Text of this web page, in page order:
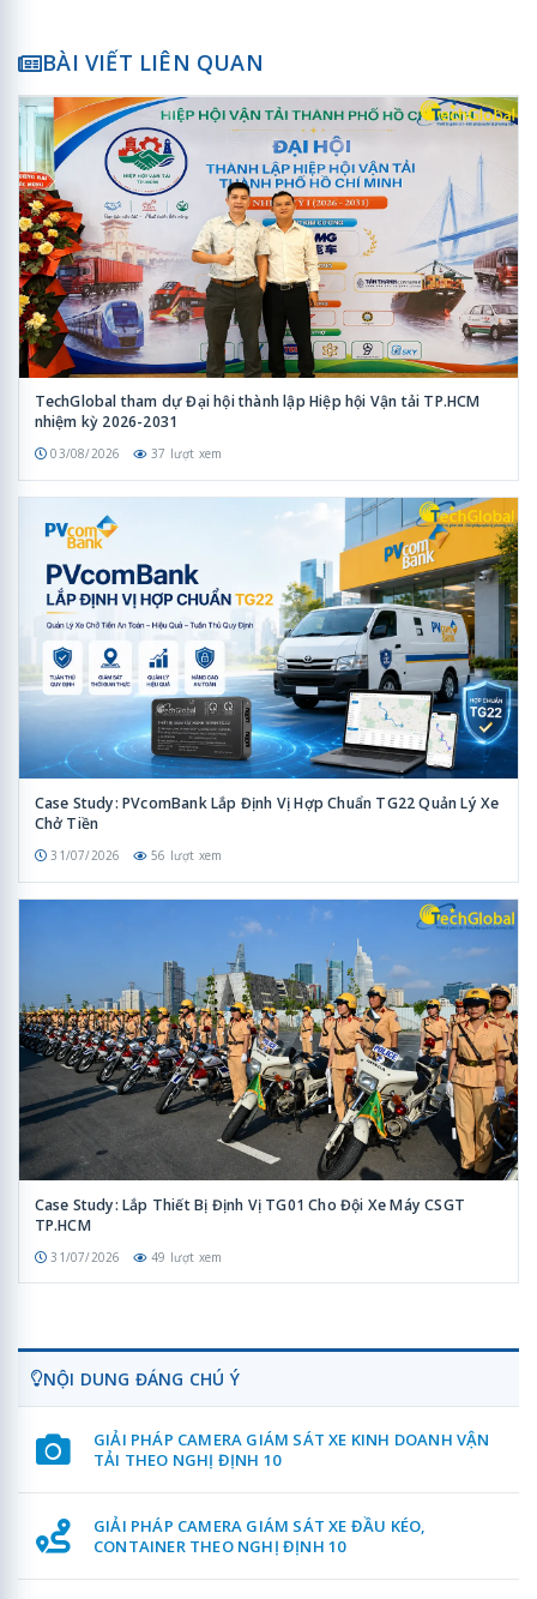
BÀI VIẾT LIÊN QUAN
TechGlobal tham dự Đại hội thành lập Hiệp hội Vận tải TP.HCM
nhiệm kỳ 2026-2031
03/08/2026 37 lượt xem
Case Study: PVcomBank Lắp Định Vị Hợp Chuẩn TG22 Quản Lý Xe
Chở Tiền
31/07/2026 56 lượt xem
Case Study: Lắp Thiết Bị Định Vị TG01 Cho Đội Xe Máy CSGT
TP.HCM
31/07/2026 49 lượt xem
NỘI DUNG ĐÁNG CHÚ Ý
GIẢI PHÁP CAMERA GIÁM SÁT XE KINH DOANH VẬN
TẢI THEO NGHỊ ĐỊNH 10
GIẢI PHÁP CAMERA GIÁM SÁT XE ĐẦU KÉO,
CONTAINER THEO NGHỊ ĐỊNH 10